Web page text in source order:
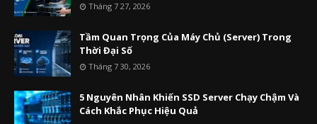
Tháng 7 27, 2026
Tầm Quan Trọng Của Máy Chủ (Server) Trong
Thời Đại Số
Tháng 7 30, 2026
5 Nguyên Nhân Khiến SSD Server Chạy Chậm Và
Cách Khắc Phục Hiệu Quả